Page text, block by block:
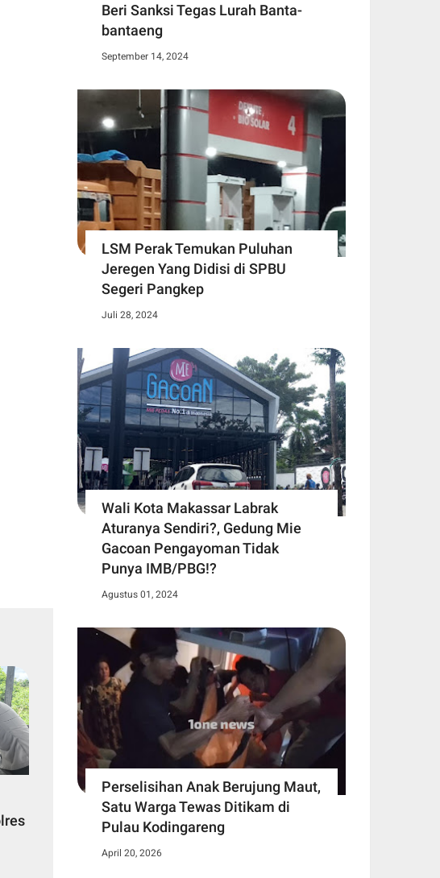
Beri Sanksi Tegas Lurah Banta-
bantaeng
September 14, 2024
LSM Perak Temukan Puluhan
Jeregen Yang Didisi di SPBU
Segeri Pangkep
Juli 28, 2024
Wali Kota Makassar Labrak
Aturanya Sendiri?, Gedung Mie
Gacoan Pengayoman Tidak
Punya IMB/PBG!?
Agustus 01, 2024
Perselisihan Anak Berujung Maut,
Satu Warga Tewas Ditikam di
Pulau Kodingareng
April 20, 2026